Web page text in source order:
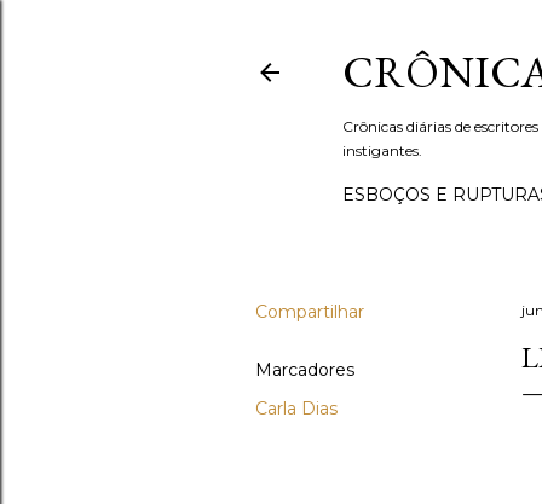
Crônicas diárias de
instigantes.
ESBOÇOS E
Compartilhar
Marcadores
Carla Dias